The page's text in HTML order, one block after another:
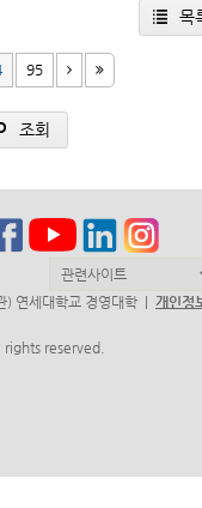
목
95
조회
) 연세대학교 경영대학 | 개인정
reserved.